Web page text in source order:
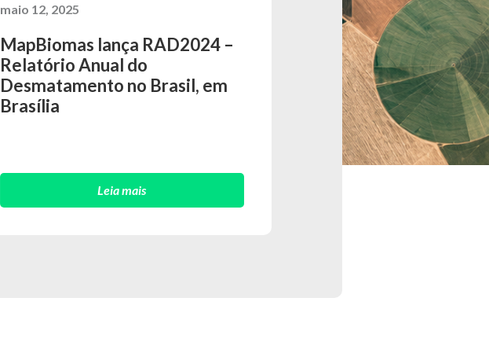
maio 12, 2025
MapBiomas lança RAD2024 –
Relatório Anual do
Desmatamento no Brasil, em
Brasília
Leia mais